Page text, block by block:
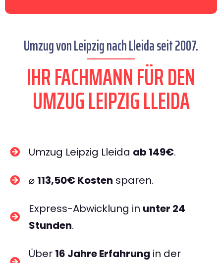
Umzug von Leipzig nach Lleida seit 2007.
IHR FACHMANN FÜR DEN
UMZUG LEIPZIG LLEIDA
Umzug Leipzig Lleida ab 149€.
⌀ 113,50€ Kosten sparen.
Express-Abwicklung in unter 24
Stunden.
Über 16 Jahre Erfahrung in der